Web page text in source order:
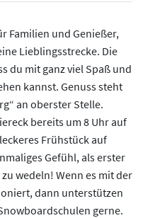
Familien und Genießer,
Lieblingsstrecke. Die
du mit ganz viel Spaß und
kannst. Genuss steht
an oberster Stelle.
bereits um 8 Uhr auf
Frühstück auf
Gefühl, als erster
wedeln! Wenn es mit der
dann unterstützen
gerne.